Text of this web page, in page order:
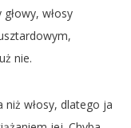
włosy
nie.
włosy, dlatego ja